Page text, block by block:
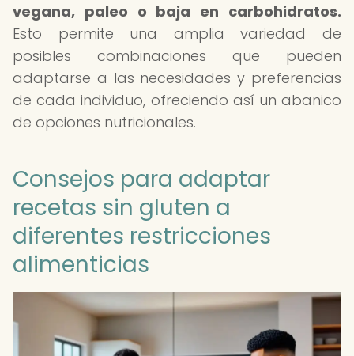
vegana, paleo o baja en carbohidratos.
Esto permite una amplia variedad de
posibles combinaciones que pueden
adaptarse a las necesidades y preferencias
de cada individuo, ofreciendo así un abanico
de opciones nutricionales.
Consejos para adaptar
recetas sin gluten a
diferentes restricciones
alimenticias